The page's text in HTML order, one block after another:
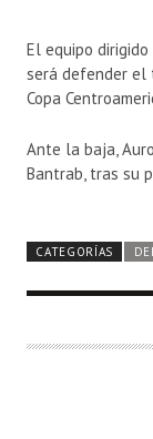
El equipo dirigido
será defender el
Copa
Ante la baja,
Bantrab, tras su
CATEGORÍAS